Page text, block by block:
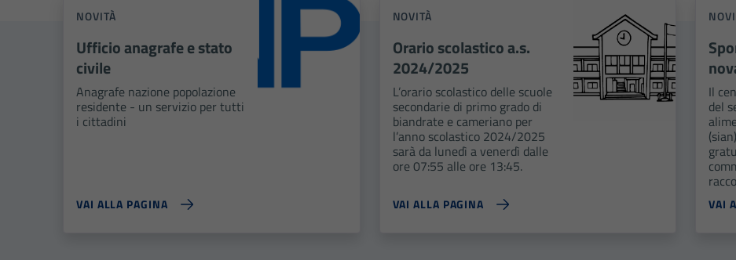
NOVITÀ
Ufficio anagrafe e stato
civile
Anagrafe nazione popolazione
residente - un servizio per tutti
i cittadini
VAI ALLA PAGINA
NOVITÀ
Orario scolastico a.s.
2024/2025
L’orario scolastico delle scuole
secondarie di primo grado di
biandrate e cameriano per
l’anno scolastico 2024/2025
sarà da lunedì a venerdì dalle
ore 07:55 alle ore 13:45.
VAI ALLA PAGINA
Il
del
VAI